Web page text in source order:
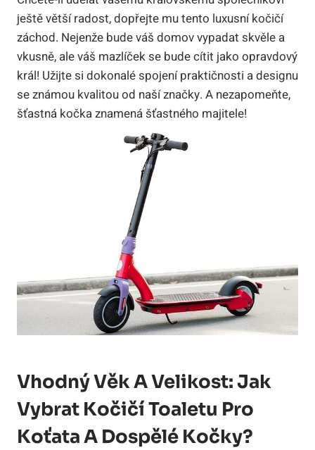
ještě větší radost, dopřejte mu tento luxusní kočičí
záchod. Nejenže bude váš domov vypadat skvěle a
vkusně, ale váš mazlíček se bude cítit jako opravdový
král! Užijte si dokonalé spojení praktičnosti a designu
se známou kvalitou od naší značky. A nezapomeňte,
šťastná kočka znamená šťastného majitele!
Vhodný Věk A Velikost: Jak
Vybrat Kočičí Toaletu Pro
Koťata A Dospělé Kočky?